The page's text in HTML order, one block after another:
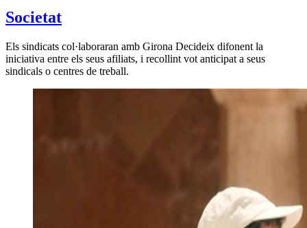
Societat
Els sindicats col·laboraran amb Girona Decideix difonent la
iniciativa entre els seus afiliats, i recollint vot anticipat a seus
sindicals o centres de treball.